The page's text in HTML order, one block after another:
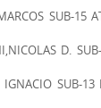
SUB-15
D.
IGNACIO SUB-